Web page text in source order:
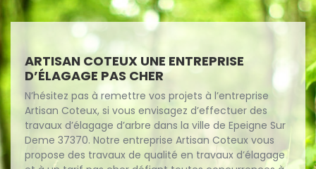
ARTISAN COTEUX UNE ENTREPRISE
D’ÉLAGAGE PAS CHER
N’hésitez pas à remettre vos projets à l’entreprise
Artisan Coteux, si vous envisagez d’effectuer des
travaux d’élagage d’arbre dans la ville de Epeigne Sur
Deme 37370. Notre entreprise Artisan Coteux vous
propose des travaux de qualité en travaux d’élagage